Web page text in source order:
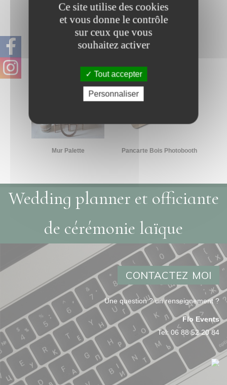
Mur à champagne
Mur Palette Pancarte Bois Photobooth
de cérémonie laïque
CONTACTEZ MOI
Une question ? un renseignement ?
Flo Events
Tel:06 88 52 20 84
Ce site utilise des cookies
et vous donne le contrôle
sur ceux que vous
souhaitez activer
Tout accepter
Personnaliser